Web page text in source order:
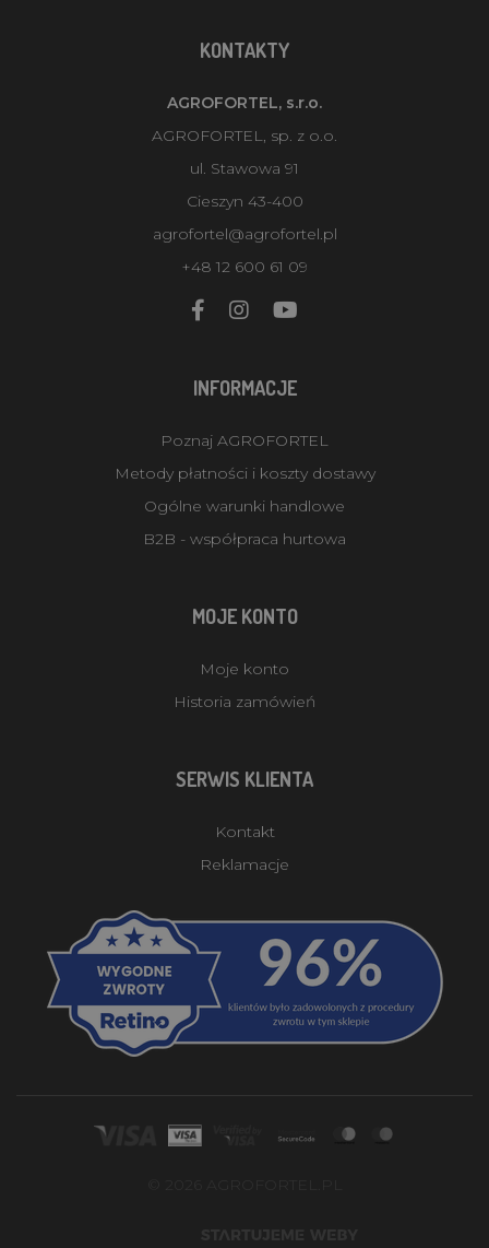
KONTAKTY
AGROFORTEL, s.r.o.
AGROFORTEL, sp. z o.o.
ul. Stawowa 91
Cieszyn 43-400
agrofortel@agrofortel.pl
+48 12 600 61 09
INFORMACJE
Poznaj AGROFORTEL
Metody płatności i koszty dostawy
Ogólne warunki handlowe
B2B - współpraca hurtowa
MOJE KONTO
Moje konto
Historia zamówień
SERWIS KLIENTA
Kontakt
Reklamacje